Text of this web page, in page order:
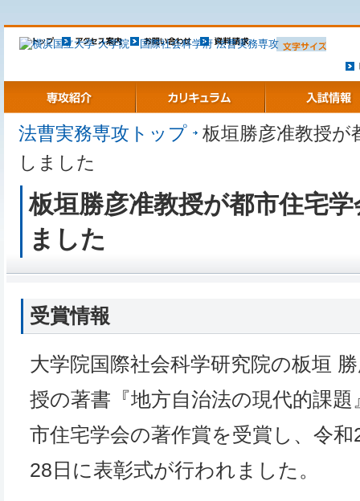
ト
法曹実務専攻トップ
板垣勝彦准教授が
しました
板垣勝彦准教授が都市住宅
ました
受賞情報
大学院国際社会科学研究院の板垣
授の著書『地方自治法の現代的課題
市住宅学会の著作賞を受賞し、令和
28日に表彰式が行われました。